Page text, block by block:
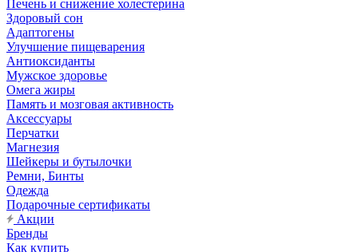
Печень и снижение холестерина
Здоровый сон
Адаптогены
Улучшение пищеварения
Антиоксиданты
Мужское здоровье
Омега жиры
Память и мозговая активность
Аксессуары
Перчатки
Магнезия
Шейкеры и бутылочки
Ремни, Бинты
Одежда
Подарочные сертификаты
Акции
Бренды
Как купить